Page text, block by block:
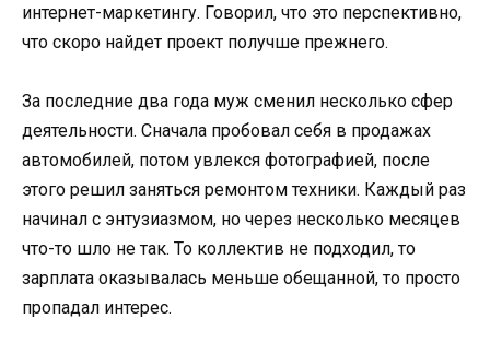
интернет-маркетингу. Говорил, что это перспективно,
что скоро найдет проект получше прежнего.
За последние два года муж сменил несколько сфер
деятельности. Сначала пробовал себя в продажах
автомобилей, потом увлекся фотографией, после
этого решил заняться ремонтом техники. Каждый раз
начинал с энтузиазмом, но через несколько месяцев
что-то шло не так. То коллектив не подходил, то
зарплата оказывалась меньше обещанной, то просто
пропадал интерес.